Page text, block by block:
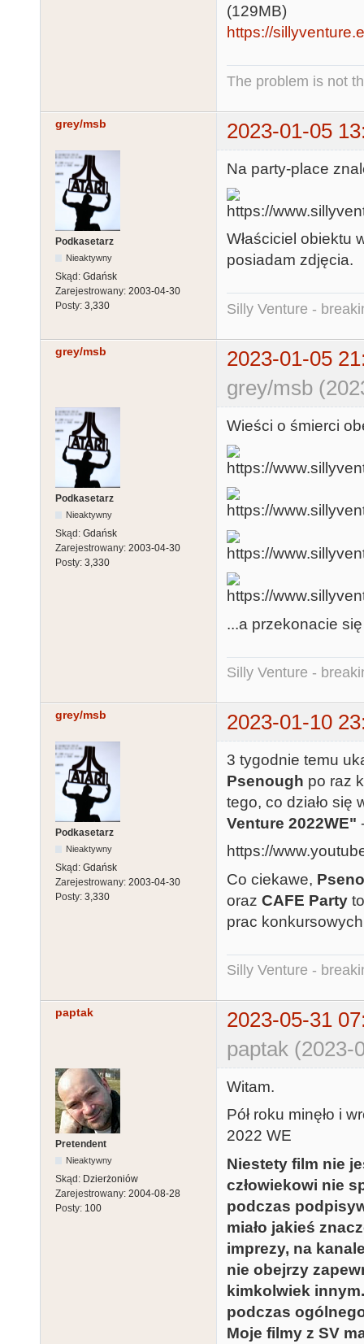
(129MB)
https://
The problem is not
grey/msb 2023-01-05
Podkasetarz
Nieaktywny
Skąd: Gdańsk
Zarejestrowany: 2003-04-30
Posty: 3,330
Na party-place
Właściciel obiektu
posiadam zdjęcia.
Silly Venture -
grey/msb
2023-01-05
grey/msb
Podkasetarz
Nieaktywny
Skąd: Gdańsk
Zarejestrowany: 2003-04-30
Posty: 3,330
Wieści o śmierci
...a przekonacie
Silly Venture -
grey/msb 2023-01-10
Podkasetarz
Nieaktywny
Skąd: Gdańsk
Zarejestrowany: 2003-04-30
Posty: 3,330
3 tygodnie temu
Psenough po raz
tego, co działo się
Venture 2022WE"
https://
Co ciekawe,
oraz CAFE Party
prac
Silly Venture -
paptak
2023-05-31
paptak (2023-
Pretendent
Nieaktywny
Skąd: Dzierżoniów
Zarejestrowany: 2004-08-28
Posty: 100
Witam.
Pół roku minęło i
2022 WE
Niestety film nie
człowiekowi nie
podczas
miało jakieś
imprezy, na
nie obejrzy
kimkolwiek
podczas
Moje filmy z SV